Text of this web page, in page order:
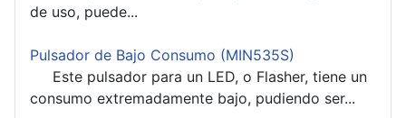
de uso, puede...
Pulsador de Bajo Consumo (MIN535S)
Este pulsador para un LED, o Flasher, tiene un
consumo extremadamente bajo, pudiendo ser...